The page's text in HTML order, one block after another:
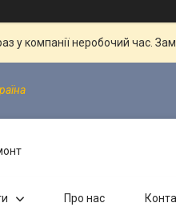
у компанії неробочий час.
Про нас